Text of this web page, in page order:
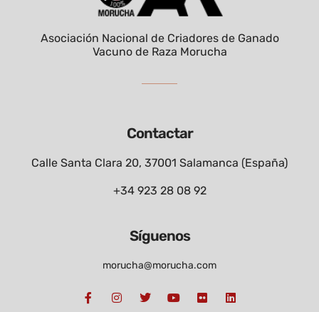
Contactar
Calle Santa Clara 20, 37001 Salamanca (España)
+34 923 28 08 92
Asociación Nacional de Criadores de Ganado
Vacuno de Raza Morucha
Síguenos
morucha@morucha.com